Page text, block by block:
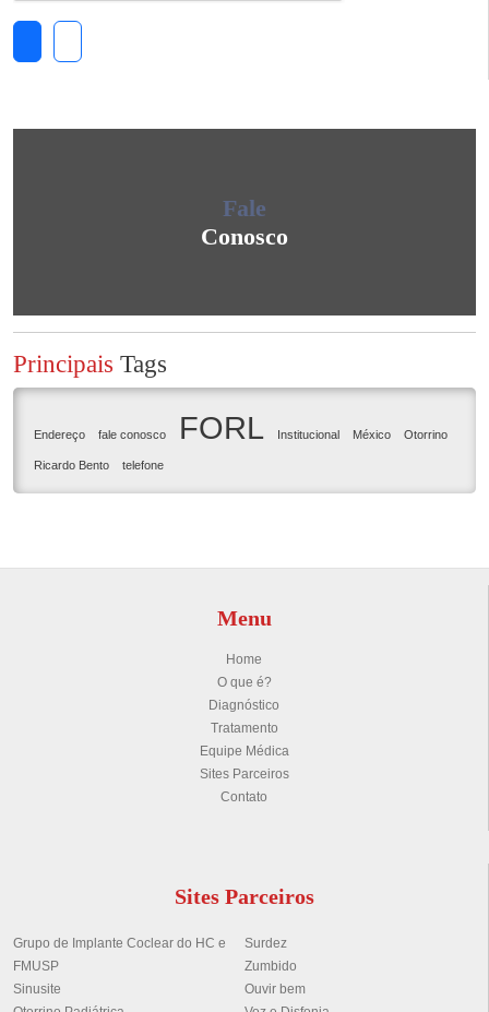
Fale
Conosco
Principais Tags
Endereço fale conosco FORL Institucional México Otorrino
Ricardo Bento telefone
Menu
Home
O que é?
Diagnóstico
Tratamento
Equipe Médica
Sites Parceiros
Contato
Sites Parceiros
Grupo de Implante Coclear do HC e
FMUSP
Surdez
Zumbido
Sinusite
Ouvir bem